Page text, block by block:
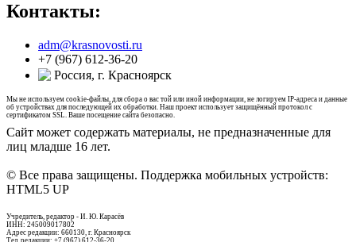
Контакты:
adm@krasnovosti.ru
+7 (967) 612-36-20
Россия, г. Красноярск
Мы не используем cookie-файлы, для сбора о вас той или иной информации, не логируем IP-адреса и данные
об устройствах для последующей их обработки. Наш проект использует защищённый протокол с
сертификатом SSL. Ваше посещение сайта безопасно.
Сайт может содержать материалы, не предназначенные для
лиц младше 16 лет.
© Все права защищены. Поддержка мобильных устройств:
HTML5 UP
Учредитель, редактор - И. Ю. Карасёв
ИНН: 245009017802
Адрес редакции: 660130, г. Красноярск